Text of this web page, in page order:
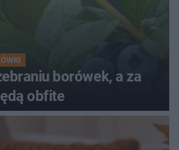
borówek, a za
obfite